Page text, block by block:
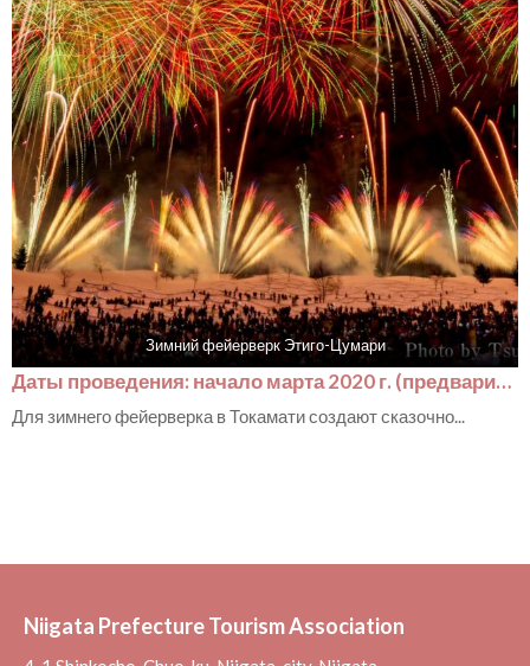
Зимний фейерверк Этиго-Цумари
Даты проведения: начало марта 2020 г. (предварительно)
Для зимнего фейерверка в Токамати создают сказочно...
Niigata Prefecture Tourism Association